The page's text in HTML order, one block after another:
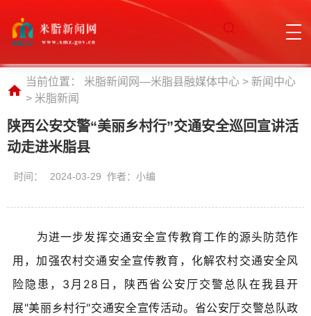
当前位置： 米脂新闻网—米脂县融媒体中心 > 新闻中心
> 米脂新闻
陕西公安交警“美丽乡村行”交通安全巡回宣讲活
动走进米脂县
时间： 2024-03-29 作者：小编
​为进一步发挥交通安全宣传教育工作的源头防范作
用，加强农村交通安全宣传教育，化解农村交通安全风
险隐患，3月28日，陕西省公安厅交警总队在我县开
展"美丽乡村行"交通安全宣传活动。 省公安厅交警总队政